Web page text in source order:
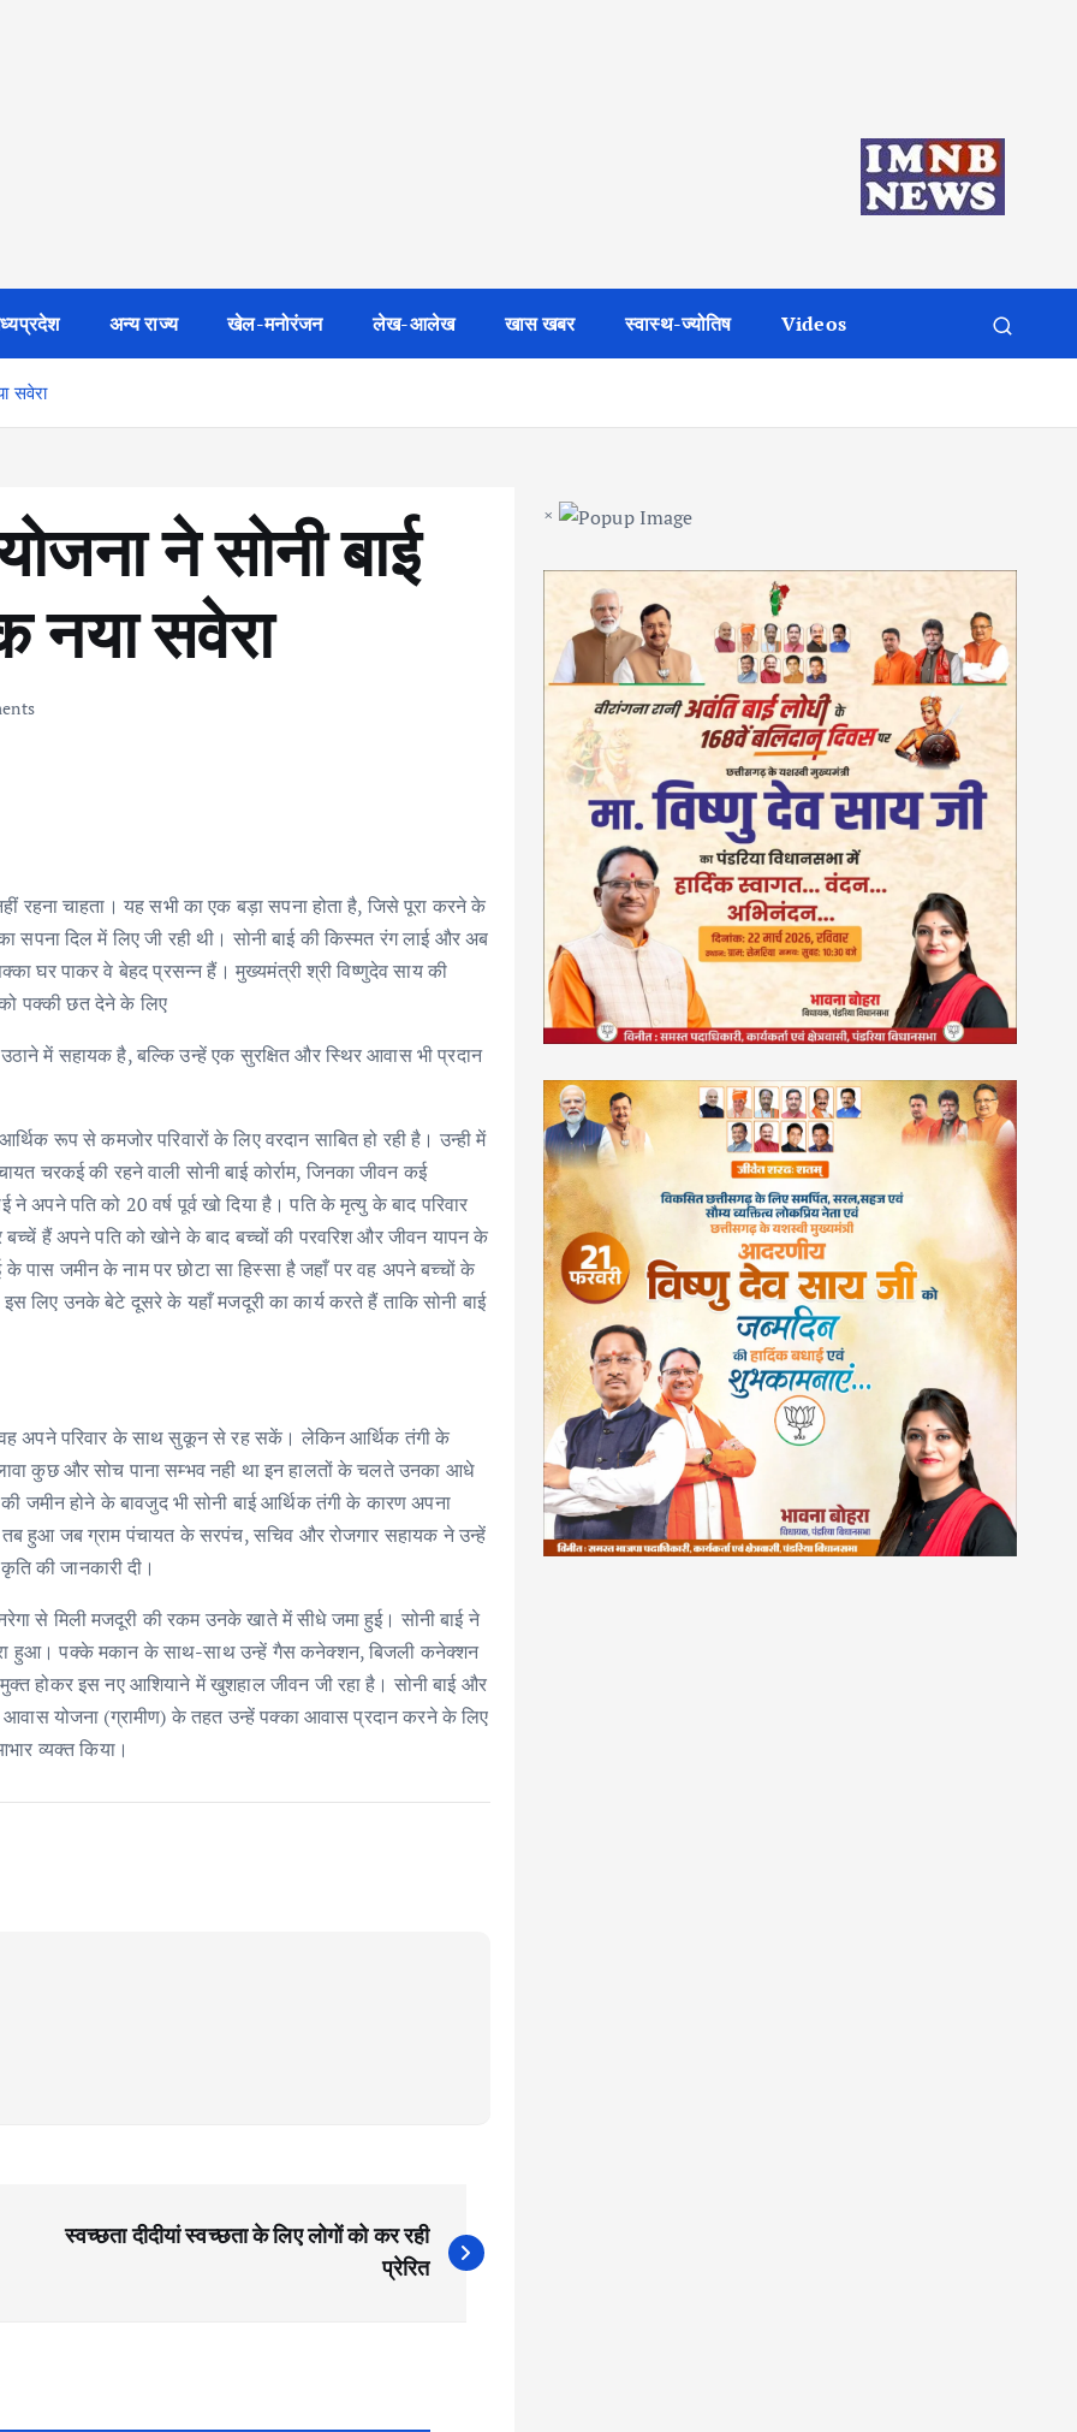
अन्य राज्य खेल-मनोरंजन लेख-आलेख खास खबर स्वास्थ-ज्योतिष Videos
सवेरा
ने सोनी बाई
नया सवेरा
चाहता। यह सभी का एक बड़ा सपना होता है, जिसे पूरा करने के
सपना दिल में लिए जी रही थी। सोनी बाई की किस्मत रंग लाई और अब
घर पाकर वे बेहद प्रसन्न हैं। मुख्यमंत्री श्री विष्णुदेव साय की
पक्की छत देने के लिए
में सहायक है, बल्कि उन्हें एक सुरक्षित और स्थिर आवास भी प्रदान
रूप से कमजोर परिवारों के लिए वरदान साबित हो रही है। उन्ही में
चरकई की रहने वाली सोनी बाई कोर्राम, जिनका जीवन कई
अपने पति को 20 वर्ष पूर्व खो दिया है। पति के मृत्यु के बाद परिवार
हैं अपने पति को खोने के बाद बच्चों की परवरिश और जीवन यापन के
के पास जमीन के नाम पर छोटा सा हिस्सा है जहाँ पर वह अपने बच्चों के
लिए उनके बेटे दूसरे के यहाँ मजदूरी का कार्य करते हैं ताकि सोनी बाई
वह अपने परिवार के साथ सुकून से रह सकें। लेकिन आर्थिक तंगी के
कुछ और सोच पाना सम्भव नही था इन हालतों के चलते उनका आधे
होने के बावजुद भी सोनी बाई आर्थिक तंगी के कारण अपना
तब हुआ जब ग्राम पंचायत के सरपंच, सचिव और रोजगार सहायक ने उन्हें
की जानकारी दी।
से मिली मजदूरी की रकम उनके खाते में सीधे जमा हुई। सोनी बाई ने
हुआ। पक्के मकान के साथ-साथ उन्हें गैस कनेक्शन, बिजली कनेक्शन
होकर इस नए आशियाने में खुशहाल जीवन जी रहा है। सोनी बाई और
योजना (ग्रामीण) के तहत उन्हें पक्का आवास प्रदान करने के लिए
व्यक्त किया।
स्वच्छता दीदीयां स्वच्छता के लिए लोगों को कर रही
प्रेरित
×